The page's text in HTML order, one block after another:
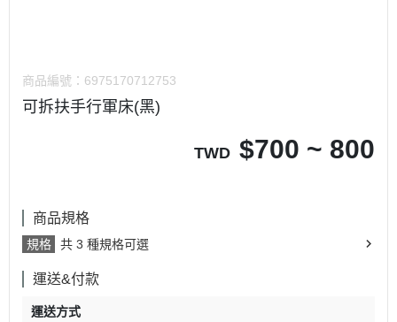
商品編號： 6975170712753
可拆扶手行軍床(黑)
TWD $700 ~ 800
商品規格
規格 共 3 種規格可選
運送&付款
運送方式